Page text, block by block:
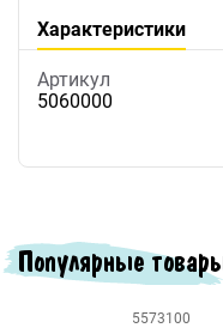
Характеристики
Артикул
5060000
Популярные
5573100